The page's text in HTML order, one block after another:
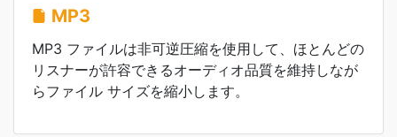
MP3
MP3 ファイルは非可逆圧縮を使用して、ほとんどの
リスナーが許容できるオーディオ品質を維持しなが
らファイル サイズを縮小します。